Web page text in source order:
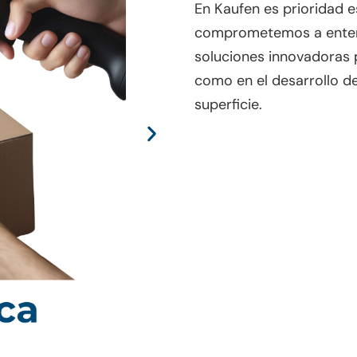
En Kaufen es prioridad
comprometemos a
soluciones
como en el desarrollo
superficie.